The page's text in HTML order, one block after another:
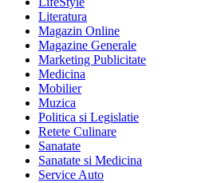
Literatura
Magazin Online
Magazine Generale
Marketing Publicitate
Medicina
Mobilier
Muzica
Politica si Legislatie
Retete Culinare
Sanatate
Sanatate si Medicina
Service Auto